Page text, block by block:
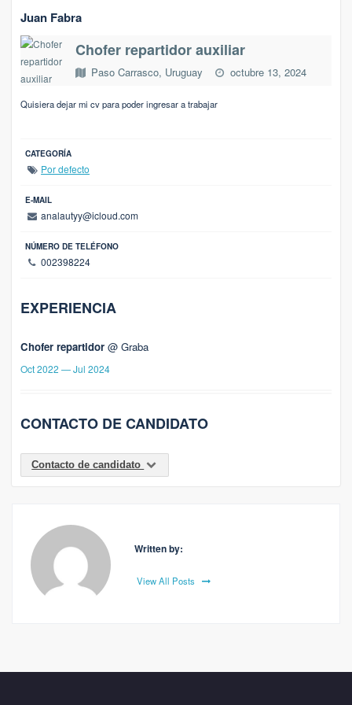
Juan Fabra
Chofer repartidor auxiliar
Paso Carrasco, Uruguay octubre 13, 2024
Quisiera dejar mi cv para poder ingresar a trabajar
CATEGORÍA
Por defecto
E-MAIL
analautyy@icloud.com
NÚMERO DE TELÉFONO
002398224
EXPERIENCIA
Chofer repartidor @ Graba
Oct 2022 — Jul 2024
CONTACTO DE CANDIDATO
Contacto de candidato
Written by:
View All Posts